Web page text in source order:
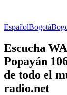
EspañolBogotá
Escucha
Popayán
de todo el
radio.net